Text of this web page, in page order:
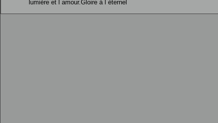
lumière et l amour.Gloire à l éternel